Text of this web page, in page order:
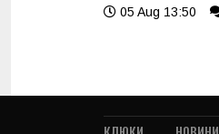
05 Aug 13:50